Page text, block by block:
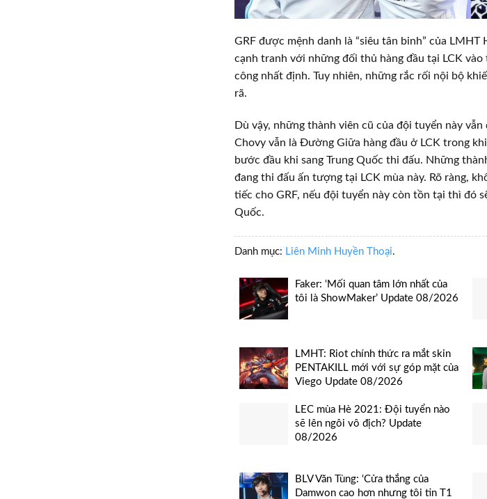
GRF được mệnh danh là “siêu tân binh” của
cạnh tranh với những đối thủ hàng đầu tại LCK
công nhất định. Tuy nhiên, những rắc rối nội bộ
rã.
Dù vậy, những thành viên cũ của đội tuyển này
Chovy vẫn là Đường Giữa hàng đầu ở LCK trong
bước đầu khi sang Trung Quốc thi đấu. Những
đang thi đấu ấn tượng tại LCK mùa này. Rõ ràng,
tiếc cho GRF, nếu đội tuyển này còn tồn tại thì đó
Quốc.
Danh mục: Liên Minh Huyền Thoại.
Faker: ‘Mối quan tâm lớn nhất của
tôi là ShowMaker’ Update 08/2026
LMHT: Riot chính thức ra mắt skin
PENTAKILL mới với sự góp mặt của
Viego Update 08/2026
LEC mùa Hè 2021: Đội tuyển nào
sẽ lên ngôi vô địch? Update
08/2026
BLV Văn Tùng: ‘Cửa thắng của
Damwon cao hơn nhưng tôi tin T1